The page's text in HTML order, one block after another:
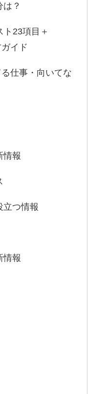
？
ト23項目＋
イド
仕事・向いてな
情報
立つ情報
情報